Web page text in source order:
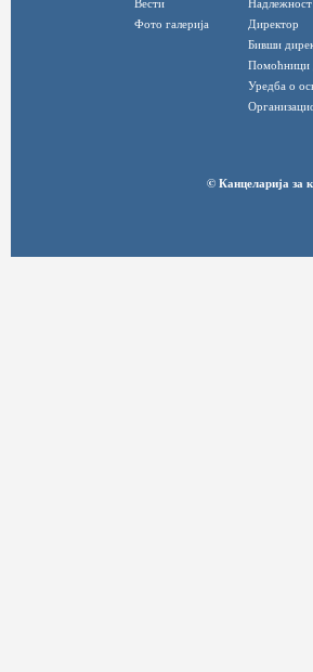
Фото галерија
Директор
Бивши
Помоћници
Уредба о
© Канцеларија за